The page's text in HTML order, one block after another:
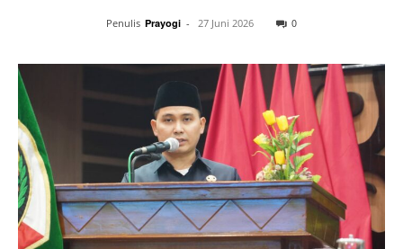
Penulis Prayogi - 27 Juni 2026 0